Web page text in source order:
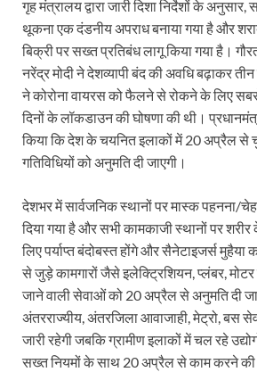
गृह मंत्रालय द्वारा जारी दिशा निर्देशों के अनुसार,
थूकना एक दंडनीय अपराध बनाया गया है और
बिक्री पर सख्त प्रतिबंध लागू किया गया है।
नरेंद्र मोदी ने देशव्यापी बंद की अवधि बढ़ाकर
ने कोरोना वायरस को फैलने से रोकने के लिए
दिनों के लॉकडाउन की घोषणा की थी।
किया कि देश के चयनित इलाकों में 20 अप्रैल से
गतिविधियों को अनुमति दी जाएगी।
देशभर में सार्वजनिक स्थानों पर मास्क पहनना/
दिया गया है और सभी कामकाजी स्थानों पर
लिए पर्याप्त बंदोबस्त होंगे और सैनेटाइजर्स मुहैया
से जुड़े कामगारों जैसे इलेक्ट्रिशियन, प्लंबर, मोटर
जाने वाली सेवाओं को 20 अप्रैल से अनुमति दी
अंतरराज्यीय, अंतरजिला आवाजाही, मेट्रो, बस
जारी रहेगी जबकि ग्रामीण इलाकों में चल रहे
सख्त नियमों के साथ 20 अप्रैल से काम करने की